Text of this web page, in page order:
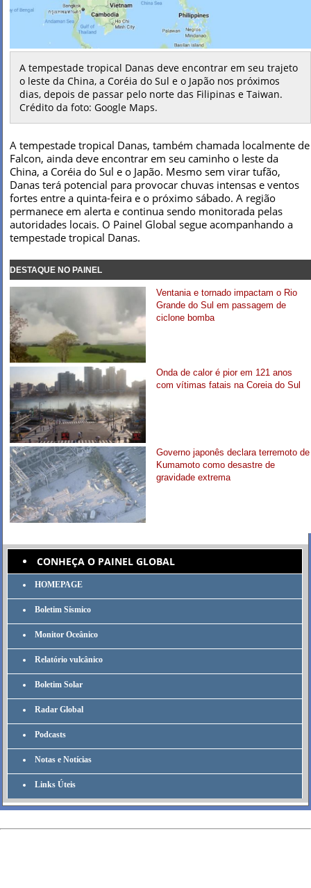
A tempestade tropical Danas deve encontrar em seu trajeto
o leste da China, a Coréia do Sul e o Japão nos próximos
dias, depois de passar pelo norte das Filipinas e Taiwan.
Crédito da foto: Google Maps.
A tempestade tropical Danas, também chamada localmente de
Falcon, ainda deve encontrar em seu caminho o leste da
China, a Coréia do Sul e o Japão. Mesmo sem virar tufão,
Danas terá potencial para provocar chuvas intensas e ventos
fortes entre a quinta-feira e o próximo sábado. A região
permanece em alerta e continua sendo monitorada pelas
autoridades locais. O Painel Global segue acompanhando a
tempestade tropical Danas.
DESTAQUE NO PAINEL
Ventania e tornado impactam o Rio
Grande do Sul em passagem de
ciclone bomba
Onda de calor é pior em 121 anos
com vítimas fatais na Coreia do Sul
Governo japonês declara terremoto de
Kumamoto como desastre de
gravidade extrema
CONHEÇA O PAINEL GLOBAL
HOMEPAGE
Boletim Sísmico
Monitor Oceânico
Relatório vulcânico
Boletim Solar
Radar Global
Podcasts
Notas e Notícias
Links Úteis